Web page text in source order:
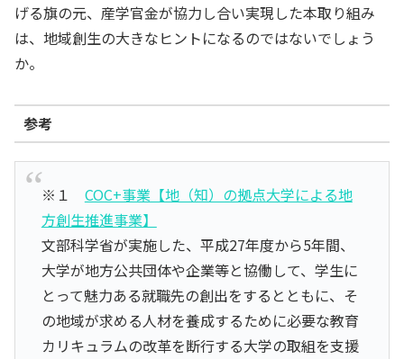
げる旗の元、産学官金が協力し合い実現した本取り組み
は、地域創生の大きなヒントになるのではないでしょう
か。
参考
※１ COC+事業【地（知）の拠点大学による地
方創生推進事業】
文部科学省が実施した、平成27年度から5年間、
大学が地方公共団体や企業等と協働して、学生に
とって魅力ある就職先の創出をするとともに、そ
の地域が求める人材を養成するために必要な教育
カリキュラムの改革を断行する大学の取組を支援